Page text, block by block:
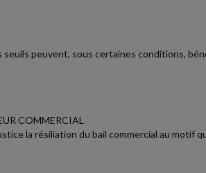
peuvent, sous certaines conditions,
COMMERCIAL
la résiliation du bail commercial au motif